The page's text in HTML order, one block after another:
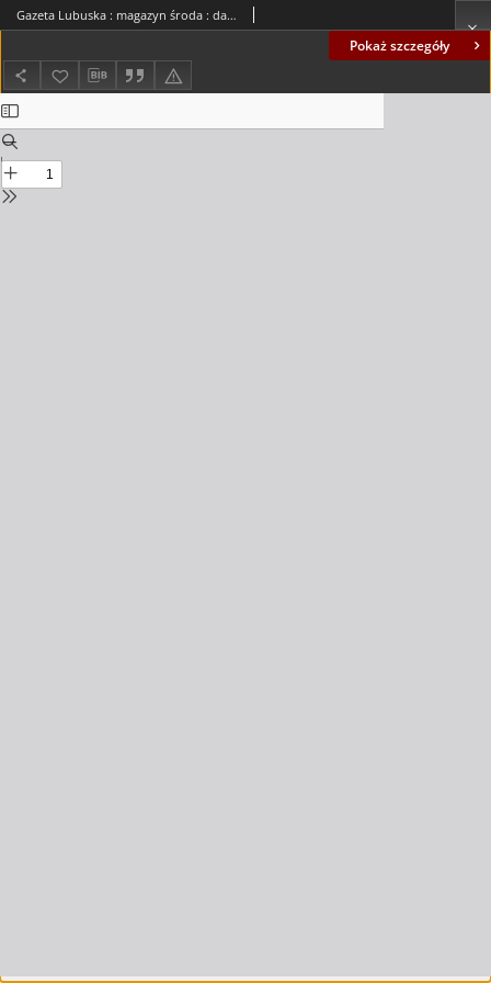
Pokaż szczegóły
Gazeta Lubuska : magazyn środa : dawniej Zielonogórska-Gorzowska R. XLII [właśc. XLIII], nr 262 (9 listopada 1994). - Wyd. 1